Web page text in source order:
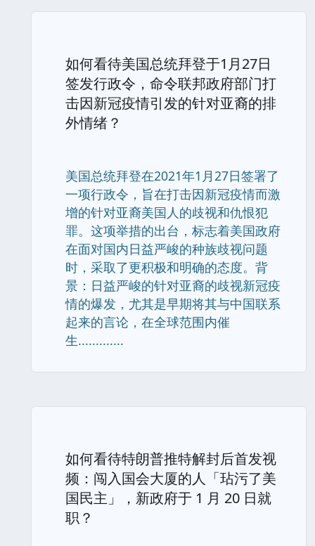
如何看待美国总统拜登于1月27日
签发行政令，命令联邦政府部门打
击因新冠疫情引发的针对亚裔的排
外情绪？
美国总统拜登在2021年1月27日签署了
一项行政令，旨在打击因新冠疫情而激
增的针对亚裔美国人的歧视和仇恨犯
罪。这项举措的出台，标志着美国政府
在面对国内日益严峻的种族歧视问题
时，采取了更积极和明确的态度。背
景：日益严峻的针对亚裔的歧视新冠疫
情的爆发，尤其是早期将其与中国联系
起来的言论，在全球范围内催
生.............
如何看待特朗普推特解封后首发视
频：闯入国会大厦的人「玷污了美
国民主」，新政府于 1 月 20 日就
职？